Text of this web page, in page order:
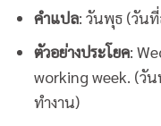
คำแปล: วันพุธ (วัน
ตัวอย่างประโยค:
working week. (วั
ทำงาน)